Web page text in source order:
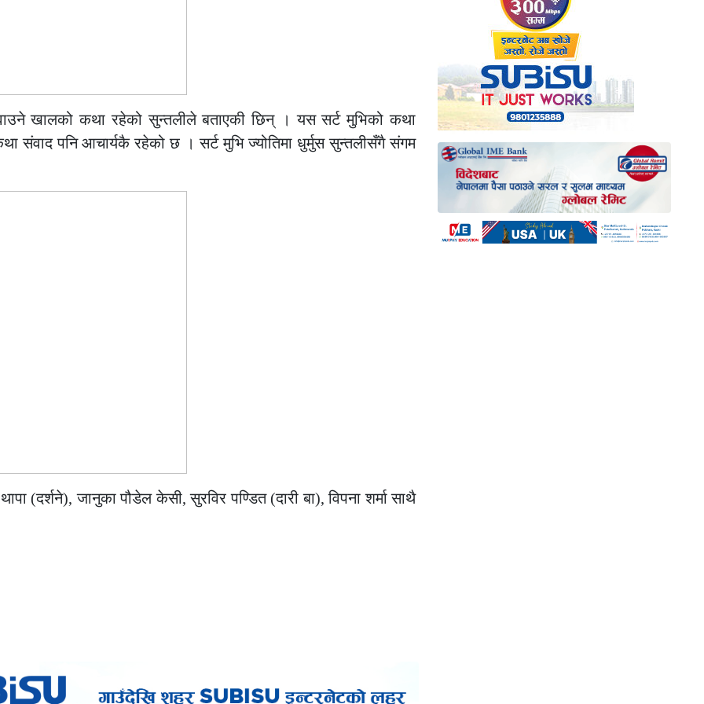
खालको कथा रहेको सुन्तलीले बताएकी छिन् । यस सर्ट मुभिको कथा
पनि आचार्यकै रहेको छ । सर्ट मुभि ज्योतिमा धुर्मुस सुन्तलीसँगै संगम
(दर्शने), जानुका पौडेल केसी, सुरविर पण्डित (दारी बा), विपना शर्मा साथै